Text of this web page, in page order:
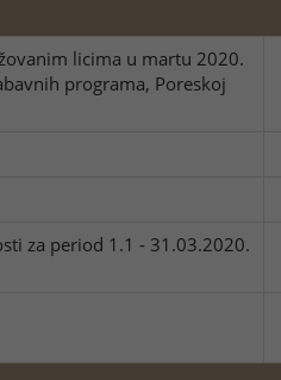
licima u martu 2020.
programa, Poreskoj
za period 1.1 - 31.03.2020.